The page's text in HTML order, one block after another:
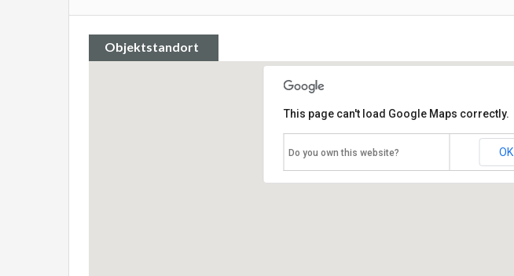
Objektstandort
This page can't load Google Maps correctly.
Do you own this website? OK